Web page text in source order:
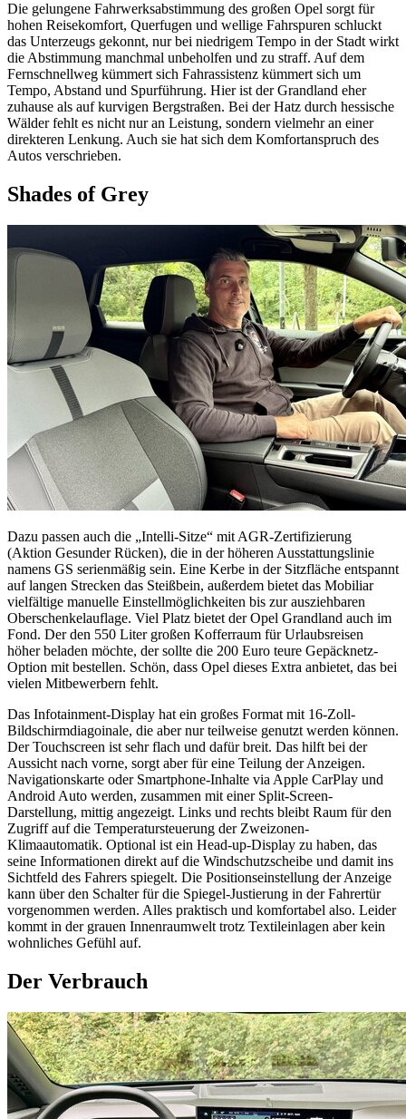
Die gelungene Fahrwerksabstimmung des großen Opel sorgt für
hohen Reisekomfort, Querfugen und wellige Fahrspuren schluckt
das Unterzeugs gekonnt, nur bei niedrigem Tempo in der Stadt wirkt
die Abstimmung manchmal unbeholfen und zu straff. Auf dem
Fernschnellweg kümmert sich Fahrassistenz kümmert sich um
Tempo, Abstand und Spurführung. Hier ist der Grandland eher
zuhause als auf kurvigen Bergstraßen. Bei der Hatz durch hessische
Wälder fehlt es nicht nur an Leistung, sondern vielmehr an einer
direkteren Lenkung. Auch sie hat sich dem Komfortanspruch des
Autos verschrieben.
Shades of Grey
Dazu passen auch die „Intelli-Sitze“ mit AGR-Zertifizierung
(Aktion Gesunder Rücken), die in der höheren Ausstattungslinie
namens GS serienmäßig sein. Eine Kerbe in der Sitzfläche entspannt
auf langen Strecken das Steißbein, außerdem bietet das Mobiliar
vielfältige manuelle Einstellmöglichkeiten bis zur ausziehbaren
Oberschenkelauflage. Viel Platz bietet der Opel Grandland auch im
Fond. Der den 550 Liter großen Kofferraum für Urlaubsreisen
höher beladen möchte, der sollte die 200 Euro teure Gepäcknetz-
Option mit bestellen. Schön, dass Opel dieses Extra anbietet, das bei
vielen Mitbewerbern fehlt.
Das Infotainment-Display hat ein großes Format mit 16-Zoll-
Bildschirmdiagoinale, die aber nur teilweise genutzt werden können.
Der Touchscreen ist sehr flach und dafür breit. Das hilft bei der
Aussicht nach vorne, sorgt aber für eine Teilung der Anzeigen.
Navigationskarte oder Smartphone-Inhalte via Apple CarPlay und
Android Auto werden, zusammen mit einer Split-Screen-
Darstellung, mittig angezeigt. Links und rechts bleibt Raum für den
Zugriff auf die Temperatursteuerung der Zweizonen-
Klimaautomatik. Optional ist ein Head-up-Display zu haben, das
seine Informationen direkt auf die Windschutzscheibe und damit ins
Sichtfeld des Fahrers spiegelt. Die Positionseinstellung der Anzeige
kann über den Schalter für die Spiegel-Justierung in der Fahrertür
vorgenommen werden. Alles praktisch und komfortabel also. Leider
kommt in der grauen Innenraumwelt trotz Textileinlagen aber kein
wohnliches Gefühl auf.
Der Verbrauch